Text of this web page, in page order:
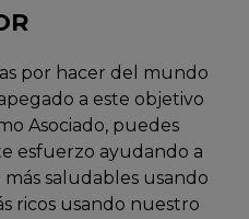
por hacer del mundo
a este objetivo
Asociado, puedes
esfuerzo ayudando a
saludables usando
ricos usando nuestro